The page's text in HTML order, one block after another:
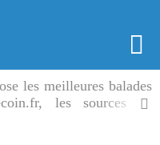
les meilleures balades
les sources de